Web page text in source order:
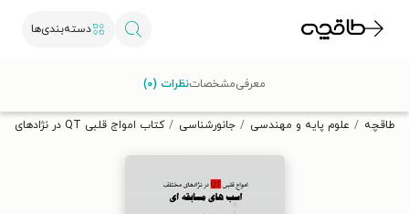
دسته‌بندی‌ها
تخفیف از طاقچه دریافت کن.
طاقچه علوم پایه و مهندسی جانورشناسی کتاب امواج قلبی QT در نژادهای مختلف اسب های مسابقه های
معرفیمشخصاتنظرات (۰)